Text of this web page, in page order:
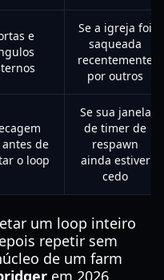
e
Se a igreja foi
saqueada
recentemente
por outros
de
o loop
Se sua janela
de timer de
respawn
ainda estiver
cedo
um loop inteiro
repetir sem
de um farm
em 2026.